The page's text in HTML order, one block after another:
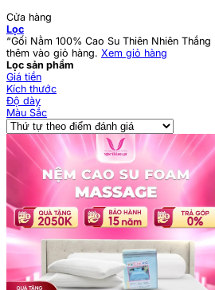
Cửa hàng
Lọc
“Gối Nằm 100% Cao Su Thiên Nhiên
thêm vào giỏ hàng. Xem giỏ hàng
Lọc sản phẩm
Giá tiền
Kích thước
Độ dày
Màu Sắc